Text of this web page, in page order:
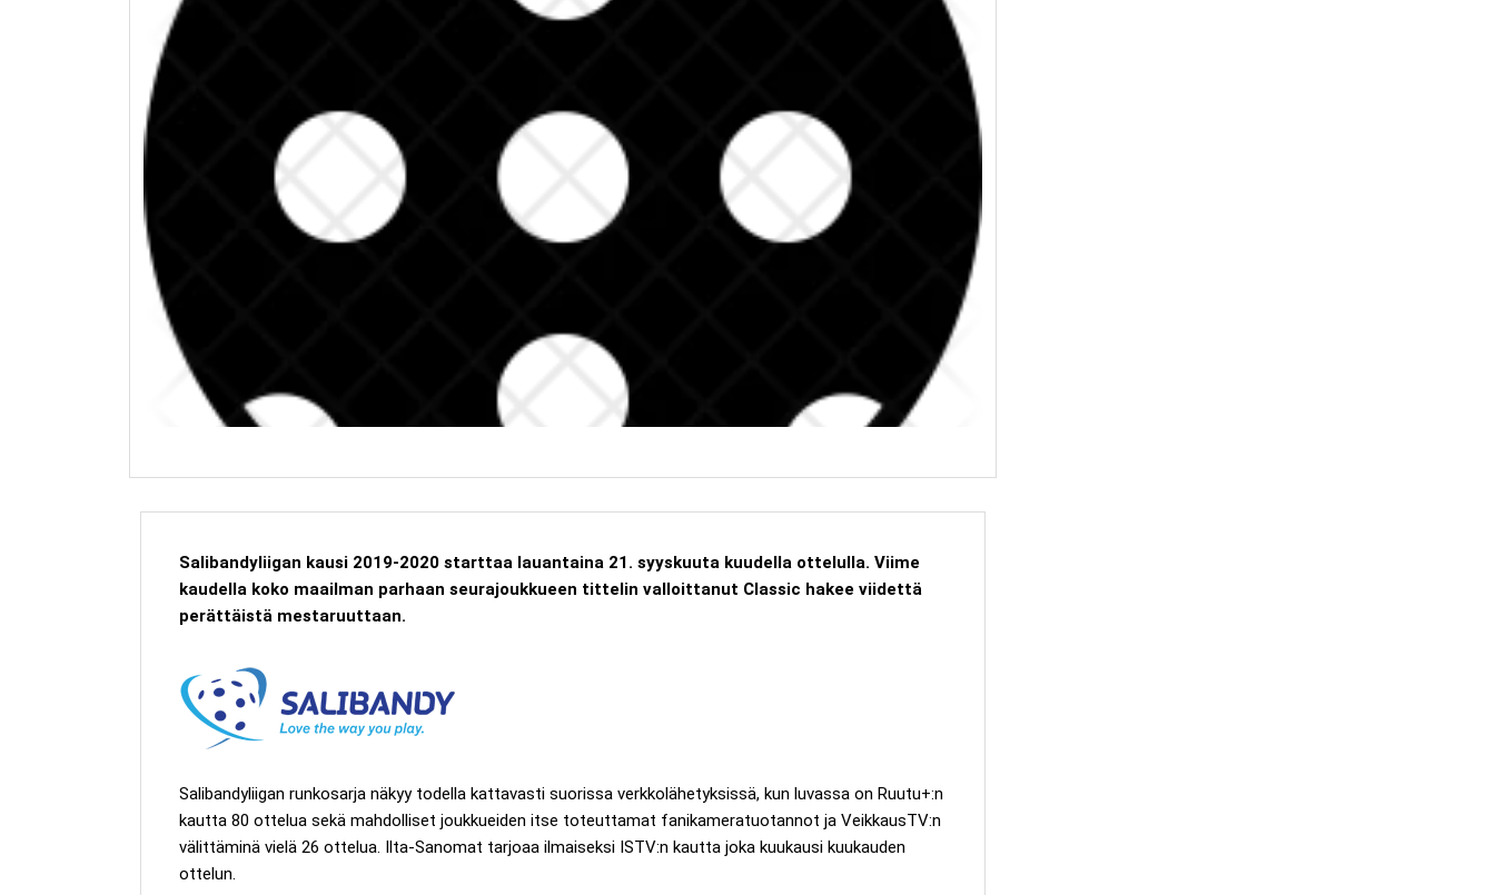
Salibandyliigan kausi 2019-2020 starttaa lauantaina 21. syyskuuta kuudella ottelulla. Viime
kaudella koko maailman parhaan seurajoukkueen tittelin valloittanut Classic hakee viidettä
perättäistä mestaruuttaan.
Salibandyliigan runkosarja näkyy todella kattavasti suorissa verkkolähetyksissä, kun luvassa on Ruutu+:n
kautta 80 ottelua sekä mahdolliset joukkueiden itse toteuttamat fanikameratuotannot ja VeikkausTV:n
välittäminä vielä 26 ottelua. Ilta-Sanomat tarjoaa ilmaiseksi ISTV:n kautta joka kuukausi kuukauden
ottelun.